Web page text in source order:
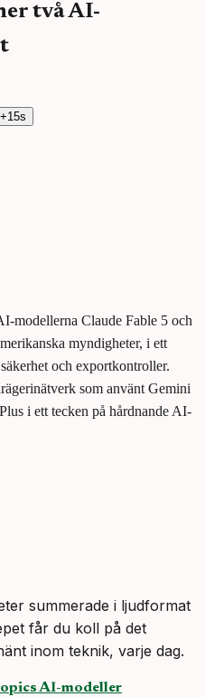
två AI-
+15s
modellerna Claude Fable 5 och
myndigheter, i ett
och exportkontroller.
som använt Gemini
i ett tecken på hårdnande AI-
summerade i ljudformat
får du koll på det
inom teknik, varje dag.
AI-modeller